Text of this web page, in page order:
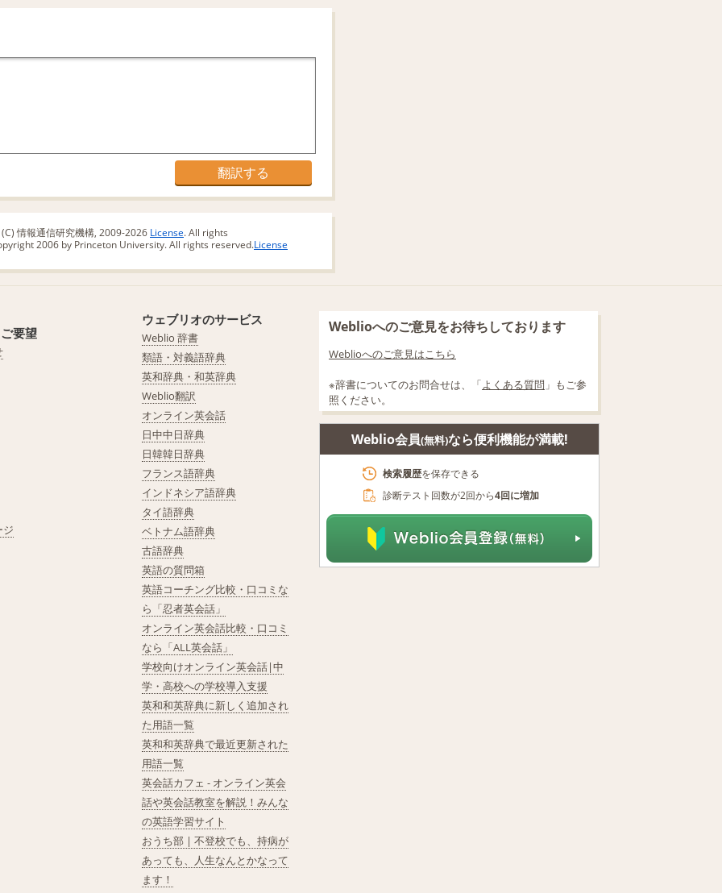
情報通信研究機構, 2009-2026 License. All rights
2006 by Princeton University. All rights reserved.License
要望
ジ
ウェブリオのサービス
Weblio 辞書
類語・対義語辞典
英和辞典・和英辞典
Weblio翻訳
オンライン英会話
日中中日辞典
日韓韓日辞典
フランス語辞典
インドネシア語辞典
タイ語辞典
ベトナム語辞典
古語辞典
英語の質問箱
英語コーチング比較・口コミな
ら「忍者英会話」
オンライン英会話比較・口コミ
なら「ALL英会話」
学校向けオンライン英会話|中
学・高校への学校導入支援
英和和英辞典に新しく追加され
た用語一覧
英和和英辞典で最近更新された
用語一覧
英会話カフェ - オンライン英会
話や英会話教室を解説！みんな
の英語学習サイト
おうち部 | 不登校でも、持病が
あっても、人生なんとかなって
ます！
Weblioへのご意見をお待ちしております
Weblioへのご意見はこちら
※辞書についてのお問合せは、「よくある質問 」もご参
照ください。
Weblio会員(無料)なら便利機能が満載!
検索履歴を保存できる
診断テスト回数が2回から4回に増加